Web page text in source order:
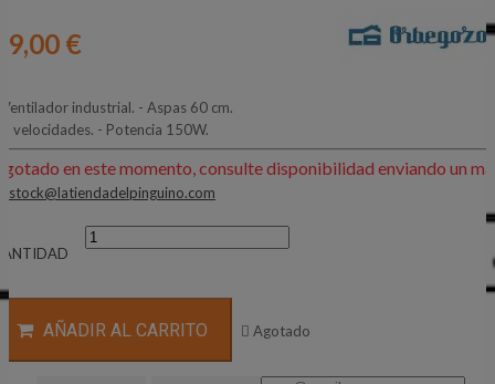
€
industrial. - Aspas 60 cm.
velocidades. - Potencia 150W.
en este momento, consulte disponibilidad enviando un
stock@latiendadelpinguino.com
AÑADIR AL CARRITO  Agotado